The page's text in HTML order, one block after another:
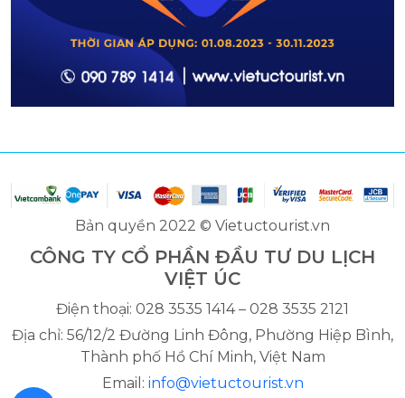
Bản quyền 2022 © Vietuctourist.vn
CÔNG TY CỔ PHẦN ĐẦU TƯ DU LỊCH
VIỆT ÚC
Điện thoại: 028 3535 1414 – 028 3535 2121
Địa chỉ: 56/12/2 Đường Linh Đông, Phường Hiệp Bình,
Thành phố Hồ Chí Minh, Việt Nam
Email: info@vietuctourist.vn